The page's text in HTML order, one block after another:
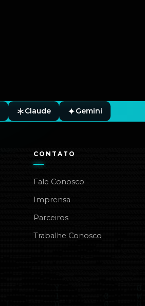
Claude Gemini
CONTATO
Fale Conosco
Imprensa
Parceiros
Trabalhe Conosco